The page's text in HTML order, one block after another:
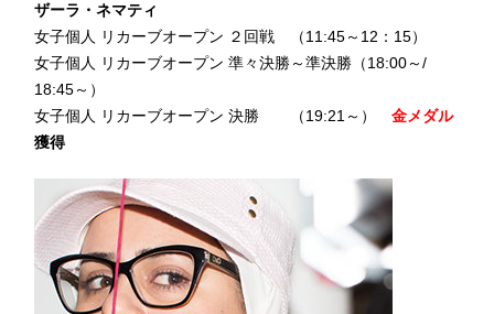
ザーラ・ネマティ
女子個人 リカーブオープン ２回戦 （11:45～12：15）
女子個人 リカーブオープン 準々決勝～準決勝（18:00～/
18:45～）
女子個人 リカーブオープン 決勝 （19:21～）金メダル
獲得